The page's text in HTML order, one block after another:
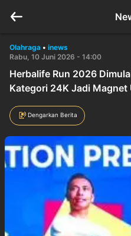
Olahraga • inews
Rabu, 10 Juni 2026 - 14:00
Herbalife Run 2026
Kategori 24K Jadi Magnet
Dengarkan Berita